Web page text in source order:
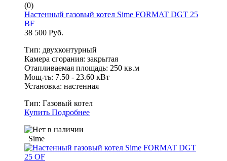
(0)
Настенный газовый котел Sime FORMAT DGT 25
BF
38 500 Руб.
Тип: двухконтурный
Камера сгорания: закрытая
Отапливаемая площадь: 250 кв.м
Мощ-ть: 7.50 - 23.60 кВт
Установка: настенная
Тип: Газовый котел
Купить Подробнее
Sime